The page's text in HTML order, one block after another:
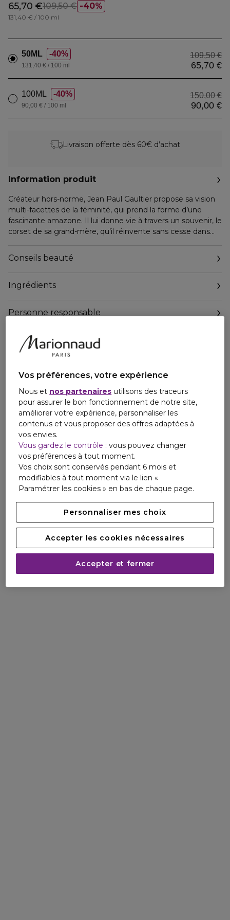
40%
65,70 €109,50 €
131,40 € / 100 ml
50ML 40% 109,50 €
65,70 €
131,40 € / 100 ml
100ML 40% 150,00 €
90,00 €
90,00 € / 100 ml
Livraison offerte dès 60€ d’achat
Information produit
Créateur hors-norme, Jean Paul Gaultier propose sa vision
multi-facettes de la féminité, qui prend la forme d’une
fascinante amazone. Il lui donne vie à travers un souvenir, le
corset de sa grand-mère, qu’il réinvente sans cesse dans
Floral Oriental à la fois aphrodisiaque, régressive,
chaleureuse et onctueuse.
Conseils beauté
CLASSIQUE
Eau de Toilette
La femme "Originale" Femme Fatale & Charismatique,
Une fragrance Jean Paul Gaultier multi-facettes pour une femme de caractère.
Ingrédients
Personne responsable
contact.customers@jpgaultier.fr
Vos préférences, votre expérience
Nous et nos partenaires utilisons des traceurs
pour assurer le bon fonctionnement de notre site,
améliorer votre expérience, personnaliser les
contenus et vous proposer des offres adaptées à
vos envies.
Vous gardez le contrôle : vous pouvez changer
vos préférences à tout moment.
Vos choix sont conservés pendant 6 mois et
modifiables à tout moment via le lien «
Paramétrer les cookies » en bas de chaque page.
Personnaliser mes choix
Accepter les cookies nécessaires
Accepter et fermer